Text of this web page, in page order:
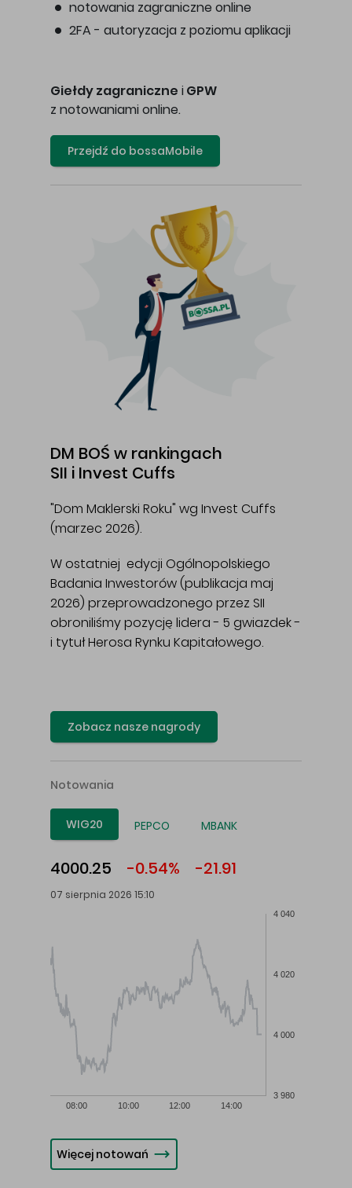
notowania zagraniczne online
2FA - autoryzacja z poziomu aplikacji
Giełdy zagraniczne i GPW
z notowaniami online.
Przejdź do bossaMobile
DM BOŚ w rankingach
SII i Invest Cuffs
"Dom Maklerski Roku" wg Invest Cuffs
(marzec 2026).
W ostatniej edycji Ogólnopolskiego
Badania Inwestorów (publikacja maj
2026) przeprowadzonego przez SII
obroniliśmy pozycję lidera - 5 gwiazdek -
i tytuł Herosa Rynku Kapitałowego.
Zobacz nasze nagrody
Notowania
WIG20 PEPCO MBANK
4000.25 -0.54% -21.91
07 sierpnia 2026 15:10
08:00 10:00 12:00 14:00
3 980
4 000
4 020
4 040
Więcej notowań